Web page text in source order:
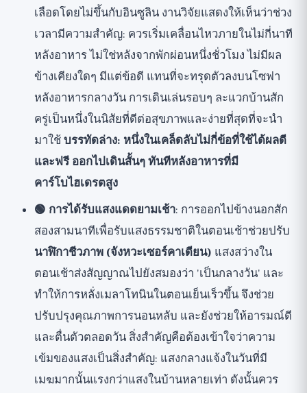
เลือดโดยไม่ขึ้นกับอินซูลิน งานวิจัยแสดงให้เห็นว่าช่วง
เวลามีความสำคัญ: ควรเริ่มเคลื่อนไหวภายในไม่กี่นาที
หลังอาหาร ไม่ใช่หลังจากพักผ่อนหนึ่งชั่วโมง ไม่มีผล
ข้างเคียงใดๆ มีแต่ข้อดี แทนที่จะทรุดตัวลงบนโซฟา
หลังอาหารกลางวัน การเดินเล่นรอบๆ ละแวกบ้านสัก
ครู่เป็นหนึ่งในนิสัยที่ดีต่อสุขภาพและง่ายที่สุดที่จะนำ
มาใช้บรรทัดล่าง: หนึ่งในเคล็ดลับไม่กี่ข้อที่ใช้ได้ผลดี
และฟรี ออกไปเดินสั้นๆ ทันทีหลังอาหารที่มี
คาร์โบไฮเดรตสูง
🟢 การได้รับแสงแดดยามเช้า: การออกไปข้างนอกสัก
สองสามนาทีเพื่อรับแสงธรรมชาติในตอนเช้าช่วยปรับ
นาฬิกาชีวภาพ (จังหวะเซอร์คาเดียน) แสงสว่างใน
ตอนเช้าส่งสัญญาณไปยังสมองว่า 'เป็นกลางวัน' และ
ทำให้การหลั่งเมลาโทนินในตอนเย็นเร็วขึ้น จึงช่วย
ปรับปรุงคุณภาพการนอนหลับ และยังช่วยให้อารมณ์ดี
และตื่นตัวตลอดวัน สิ่งสำคัญคือต้องเข้าใจว่าความ
เข้มของแสงเป็นสิ่งสำคัญ: แสงกลางแจ้งในวันที่มี
เมฆมากนั้นแรงกว่าแสงในบ้านหลายเท่า ดังนั้นควร